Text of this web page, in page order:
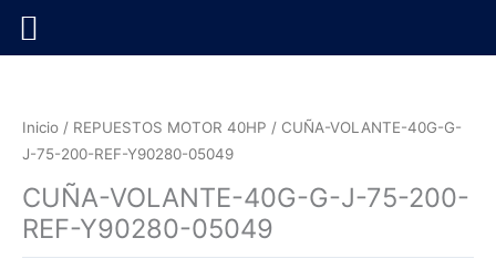
Inicio / REPUESTOS MOTOR 40HP / CUÑA-VOLANTE-40G-G-
J-75-200-REF-Y90280-05049
CUÑA-VOLANTE-40G-G-J-75-200-
REF-Y90280-05049